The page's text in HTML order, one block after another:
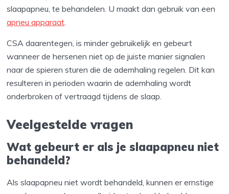
slaapapneu, te behandelen. U maakt dan gebruik van een
apneu apparaat
CSA daarentegen, is minder gebruikelijk en gebeurt
wanneer de hersenen niet op de juiste manier signalen
naar de spieren sturen die de ademhaling regelen. Dit kan
resulteren in perioden waarin de ademhaling wordt
onderbroken of vertraagd tijdens de slaap.
Veelgestelde vragen
Wat gebeurt er als je slaapapneu niet
behandeld?
Als slaapapneu niet wordt behandeld, kunnen er ernstige